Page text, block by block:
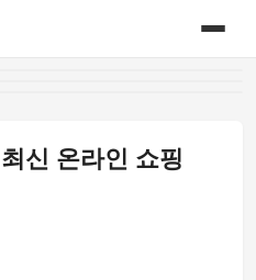
신 온라인 쇼핑